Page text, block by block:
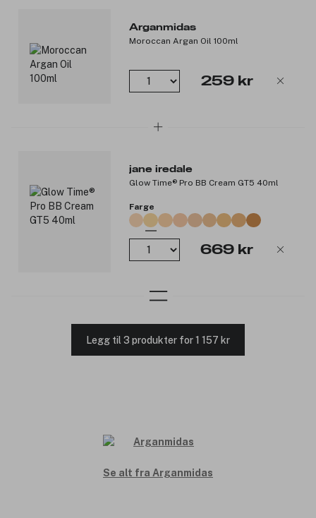
Arganmidas
Moroccan Argan Oil 100ml
259 kr
jane iredale
Glow Time® Pro BB Cream GT5 40ml
Farge
669 kr
Legg til 3 produkter for 1 157 kr
Se alt fra Arganmidas